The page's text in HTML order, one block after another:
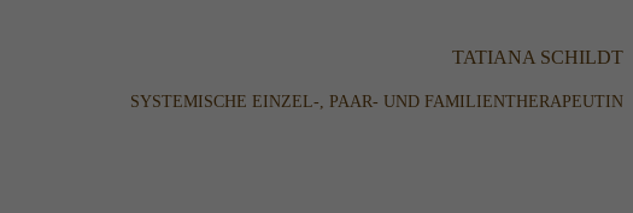
TATIANA SCHILDT
SYSTEMISCHE EINZEL-, PAAR- UND FAMILIENTHERAPEUTIN